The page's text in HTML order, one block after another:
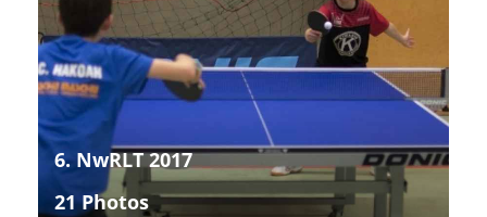
6. NwRLT 2017
21 Photos